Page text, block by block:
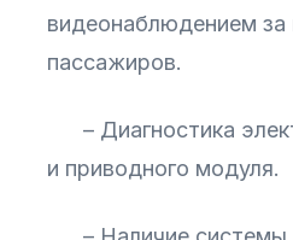
видеонаблюдением за
пассажиров.
– Диагностика
и приводного модуля.